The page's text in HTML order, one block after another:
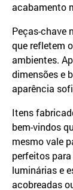
acabamento
Peças-chave
que refletem
ambientes.
dimensões e
aparência
Itens
bem-vindos
mesmo vale
perfeitos
luminárias e
acobreadas